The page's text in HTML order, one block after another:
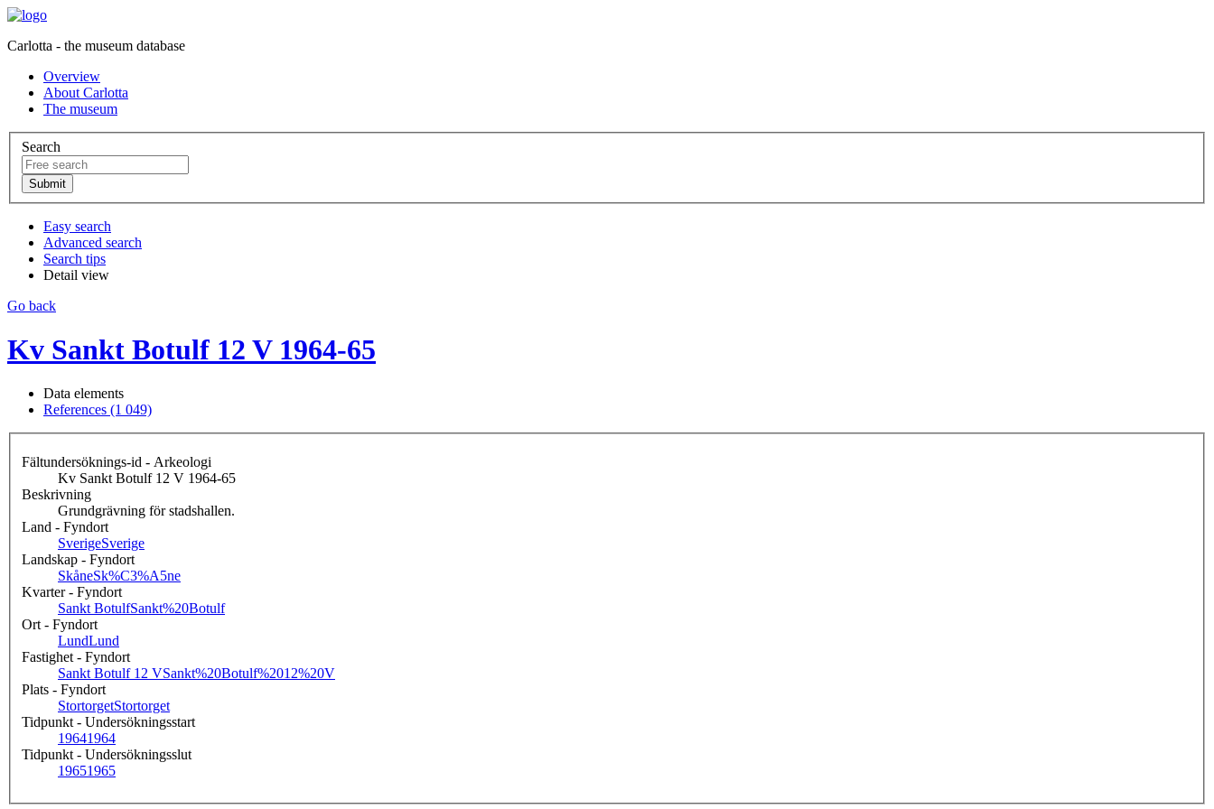
Carlotta - the museum database
Overview
About Carlotta
The museum
Search
Easy search
Advanced search
Search tips
Detail view
Go back
Kv Sankt Botulf 12 V 1964-65
Data elements
References (1 049)
Fältundersöknings-id - Arkeologi
Kv Sankt Botulf 12 V 1964-65
Beskrivning
Grundgrävning för stadshallen.
Land - Fyndort
SverigeSverige
Landskap - Fyndort
SkåneSk%C3%A5ne
Kvarter - Fyndort
Sankt BotulfSankt%20Botulf
Ort - Fyndort
LundLund
Fastighet - Fyndort
Sankt Botulf 12 VSankt%20Botulf%2012%20V
Plats - Fyndort
StortorgetStortorget
Tidpunkt - Undersökningsstart
19641964
Tidpunkt - Undersökningsslut
19651965